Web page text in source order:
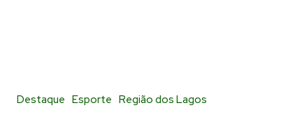
Destaque Esporte Região dos Lagos